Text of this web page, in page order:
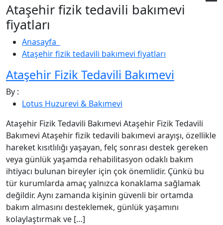
Ataşehir fizik tedavili bakımevi
fiyatları
Anasayfa
Ataşehir fizik tedavili bakımevi fiyatları
Ataşehir Fizik Tedavili Bakımevi
By :
Lotus Huzurevi & Bakımevi
Ataşehir Fizik Tedavili Bakımevi Ataşehir Fizik Tedavili
Bakımevi Ataşehir fizik tedavili bakımevi arayışı, özellikle
hareket kısıtlılığı yaşayan, felç sonrası destek gereken
veya günlük yaşamda rehabilitasyon odaklı bakım
ihtiyacı bulunan bireyler için çok önemlidir. Çünkü bu
tür kurumlarda amaç yalnızca konaklama sağlamak
değildir. Aynı zamanda kişinin güvenli bir ortamda
bakım almasını desteklemek, günlük yaşamını
kolaylaştırmak ve […]